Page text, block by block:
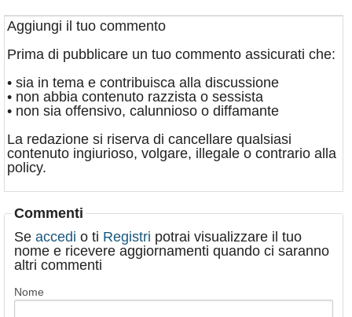
Aggiungi il tuo commento
Prima di pubblicare un tuo commento assicurati che:
• sia in tema e contribuisca alla discussione
• non abbia contenuto razzista o sessista
• non sia offensivo, calunnioso o diffamante
La redazione si riserva di cancellare qualsiasi
contenuto ingiurioso, volgare, illegale o contrario alla
policy.
Commenti
Se accedi o ti Registri potrai visualizzare il tuo
nome e ricevere aggiornamenti quando ci saranno
altri commenti
Nome